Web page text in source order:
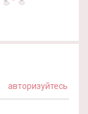
авторизуйтесь